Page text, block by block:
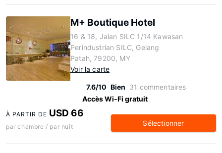
M+ Boutique Hotel
16 & 18, Jalan SILC 1/14 Kawasan
Perindustrian SILC, Gelang
Patah, 79200, MY
Voir la carte
7.6/10 Bien 31 commentaires
Accès Wi-Fi gratuit
À PARTIR DE USD 66
par chambre / par nuit Sélectionner